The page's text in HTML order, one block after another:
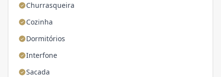
Churrasqueira
Cozinha
Dormitórios
Interfone
Sacada